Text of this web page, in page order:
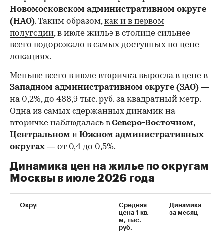
Новомосковском административном округе
(НАО). Таким образом,как и в первом
полугодии, в июле жилье в столице сильнее
всего подорожало в самых доступных по цене
локациях.
Меньше всего в июле вторичка выросла в цене в
Западном административном округе (ЗАО) —
на 0,2%, до 488,9 тыс. руб. за квадратный метр.
Одна из самых сдержанных динамик на
вторичке наблюдалась в Северо-Восточном,
Центральном и Южном административных
округах — от 0,4 до 0,5%.
Динамика цен на жилье по округам
Москвы в июле 2026 года
Округ
Средняя
цена 1 кв.
м, тыс.
руб.
Динамика
за месяц